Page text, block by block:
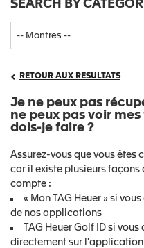
SEARCH BY
RETOUR AUX RESULTATS
Je ne peux pas
ne peux pas voir
dois-je faire ?
Assurez-vous que vous êtes
car il existe plusieurs façons
compte :
« Mon TAG Heuer » si
de nos applications
TAG Heuer Golf ID si
directement sur